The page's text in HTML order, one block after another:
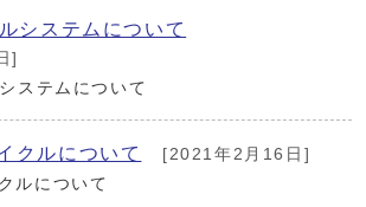
システムについて
]
ステムについて
クルについて
[2021年2月16日]
ルについて